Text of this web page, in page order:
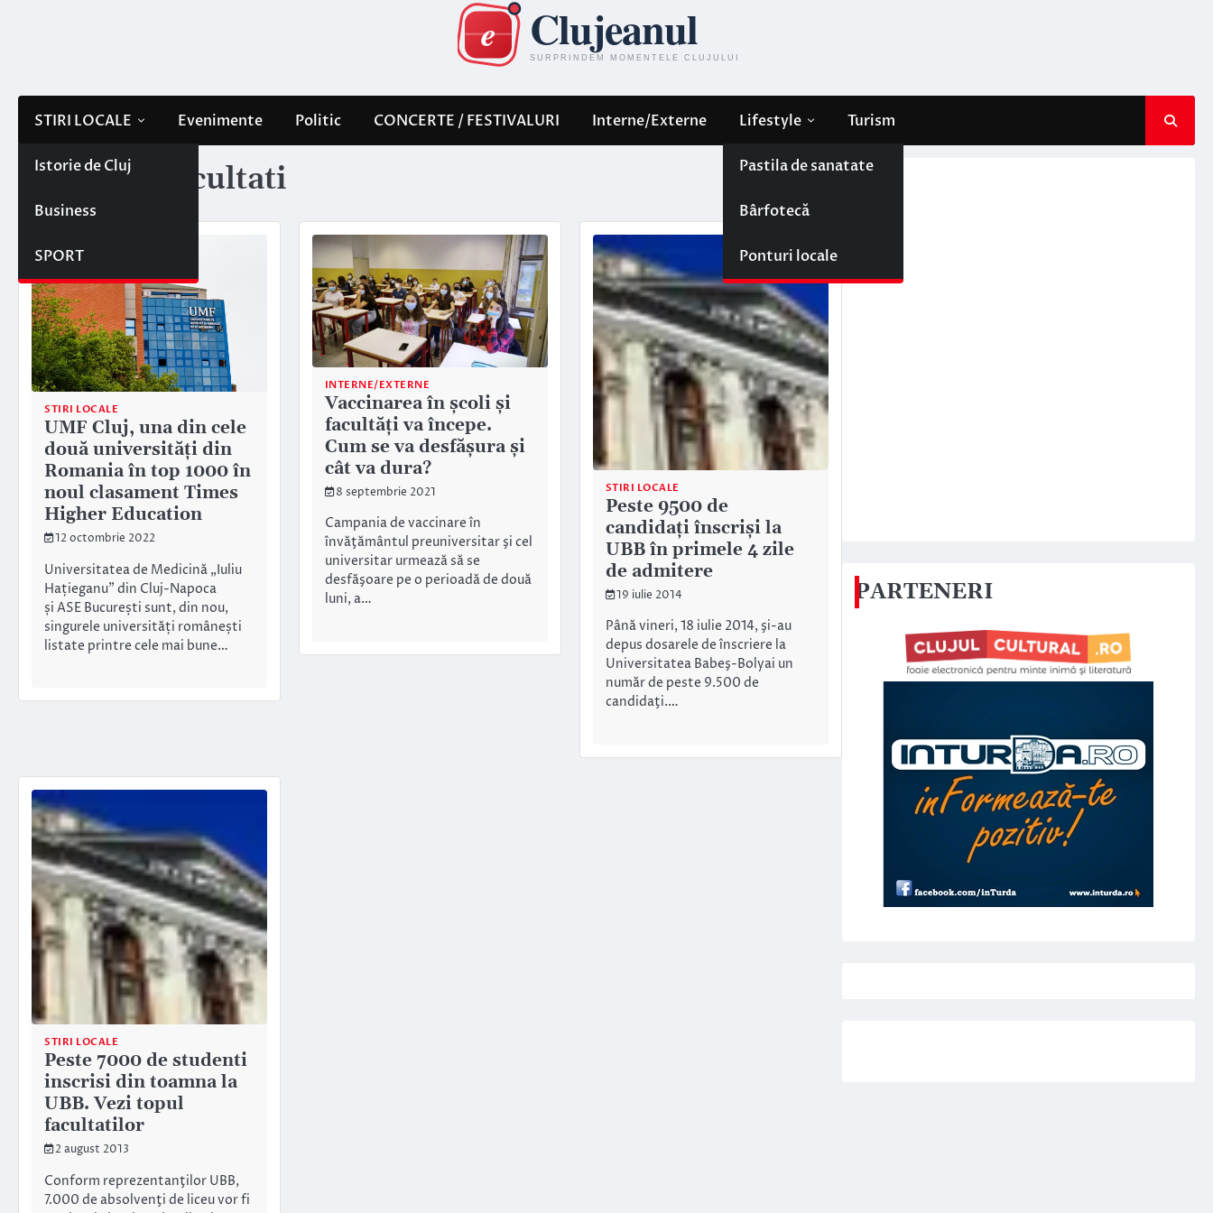
STIRI LOCALE
Istorie de Cluj
Business
SPORT
Evenimente Politic CONCERTE / FESTIVALURI Interne/Externe Lifestyle
Pastila de sanatate
Bârfotecă
Ponturi locale
Turism
Etichetă: facultati
STIRI LOCALE
UMF Cluj, una din cele
două universități din
Romania în top 1000 în
noul clasament Times
Higher Education
12 octombrie 2022
Universitatea de Medicină „Iuliu
Hațieganu” din Cluj-Napoca
și ASE București sunt, din nou,
singurele universități românești
listate printre cele mai bune…
INTERNE/EXTERNE
Vaccinarea în școli și
facultăți va începe.
Cum se va desfășura și
cât va dura?
8 septembrie 2021
Campania de vaccinare în
învăţământul preuniversitar şi cel
universitar urmează să se
desfăşoare pe o perioadă de două
luni, a…
STIRI LOCALE
Peste 9500 de
candidaţi înscrişi la
UBB în primele 4 zile
de admitere
19 iulie 2014
Până vineri, 18 iulie 2014, şi-au
depus dosarele de înscriere la
Universitatea Babeş-Bolyai un
număr de peste 9.500 de
candidaţi.…
STIRI LOCALE
Peste 7000 de studenti
inscrisi din toamna la
UBB. Vezi topul
facultatilor
2 august 2013
Conform reprezentanţilor UBB,
7.000 de absolvenţi de liceu vor fi
PARTENERI